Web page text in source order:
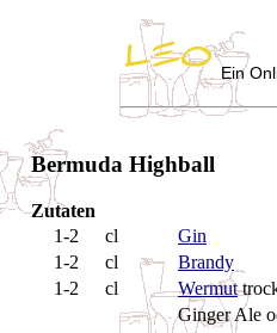
Ein
Bermuda Highball
Zutaten
1-2
cl
Gin
1-2
cl
Brandy
1-2
cl Wermut
Ginger Ale